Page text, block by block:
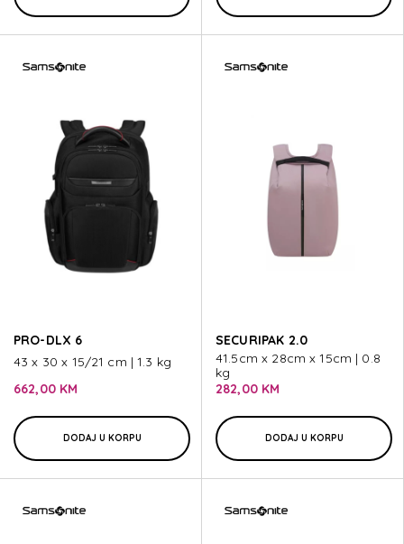
PRO-DLX 6
43 x 30 x 15/21 cm | 1.3 kg
662,00 KM
DODAJ U KORPU
SECURIPAK 2.0
41.5cm x 28cm x 15cm | 0.8
kg
282,00 KM
DODAJ U KORPU